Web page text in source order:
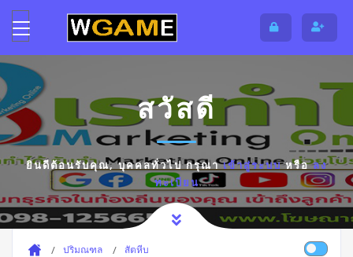
สวัสดี
ยินดีต้อนรับคุณ,บุคคลทั่วไปกรุณาเข้าสู่ระบบหรือลง
ทะเบียน
ปริมณฑล สัตหีบ